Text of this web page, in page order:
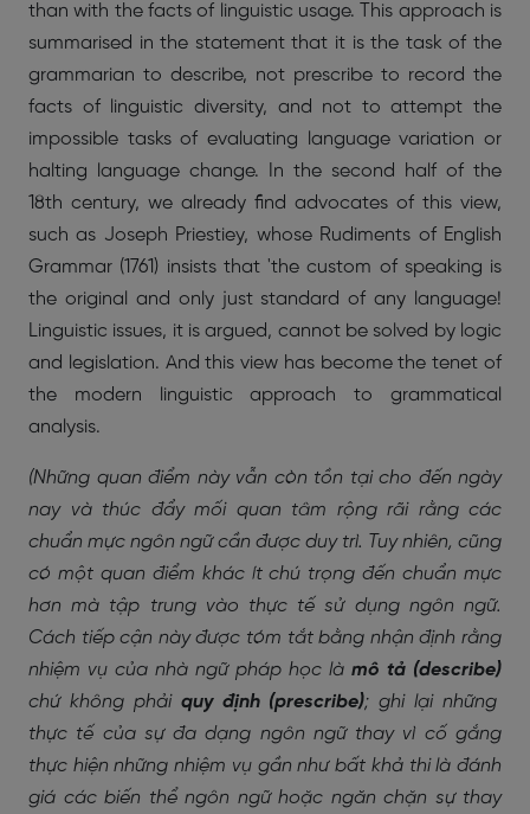
than with the facts of linguistic usage. This approach is
summarised in the statement that it is the task of the
grammarian to describe, not prescribe to record the
facts of linguistic diversity, and not to attempt the
impossible tasks of evaluating language variation or
halting language change. In the second half of the
18th century, we already find advocates of this view,
such as Joseph Priestiey, whose Rudiments of English
Grammar (1761) insists that 'the custom of speaking is
the original and only just standard of any language!
Linguistic issues, it is argued, cannot be solved by logic
and legislation. And this view has become the tenet of
the modern linguistic approach to grammatical
analysis.
(Những quan điểm này vẫn còn tồn tại cho đến ngày
nay và thúc đẩy mối quan tâm rộng rãi rằng các
chuẩn mực ngôn ngữ cần được duy trì. Tuy nhiên, cũng
có một quan điểm khác ít chú trọng đến chuẩn mực
hơn mà tập trung vào thực tế sử dụng ngôn ngữ.
Cách tiếp cận này được tóm tắt bằng nhận định rằng
nhiệm vụ của nhà ngữ pháp học là mô tả (describe)
chứ không phải quy định (prescribe); ghi lại những
thực tế của sự đa dạng ngôn ngữ thay vì cố gắng
thực hiện những nhiệm vụ gần như bất khả thi là đánh
giá các biến thể ngôn ngữ hoặc ngăn chặn sự thay